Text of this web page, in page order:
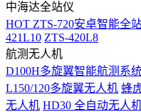
中海达全站仪
HOT ZTS-720安卓智能全
421L10 ZTS-420L8
航测无人机
D100H多旋翼智能航测系
L150/120多旋翼无人机 蜂
无人机 HD30 全自动无人